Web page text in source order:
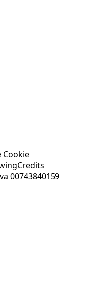
Cookie
Credits
00743840159